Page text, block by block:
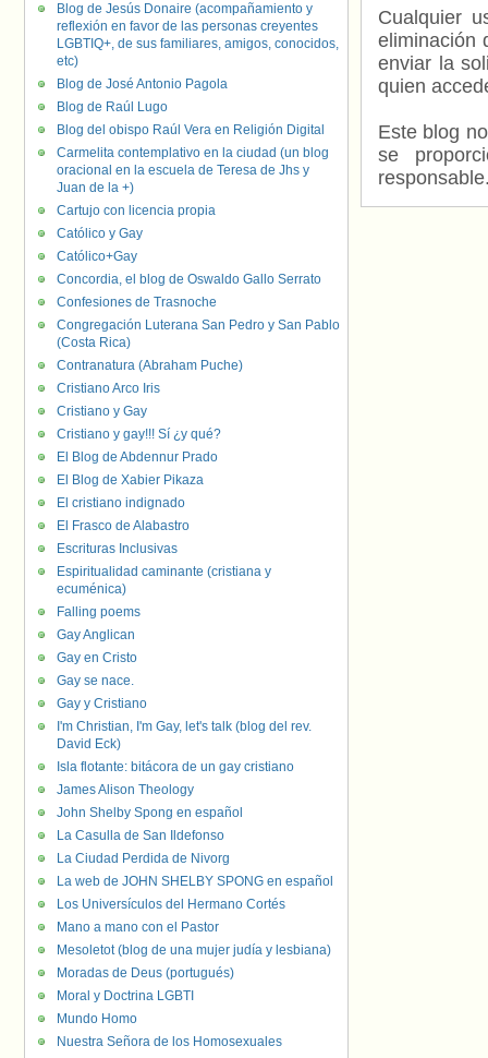
Cualquier
eliminación
enviar la
quien
Este blog
se
Blog de Jesús Donaire (acompañamiento y
reflexión en favor de las personas creyentes
LGBTIQ+, de sus familiares, amigos, conocidos,
etc)
Blog de José Antonio Pagola
Blog de Raúl Lugo
Blog del obispo Raúl Vera en Religión Digital
Carmelita contemplativo en la ciudad (un blog
oracional en la escuela de Teresa de Jhs y
Juan de la +)
Cartujo con licencia propia
Católico y Gay
Católico+Gay
Concordia, el blog de Oswaldo Gallo Serrato
Confesiones de Trasnoche
Congregación Luterana San Pedro y San Pablo
(Costa Rica)
Contranatura (Abraham Puche)
Cristiano Arco Iris
Cristiano y Gay
Cristiano y gay!!! Sí ¿y qué?
El Blog de Abdennur Prado
El Blog de Xabier Pikaza
El cristiano indignado
El Frasco de Alabastro
Escrituras Inclusivas
Espiritualidad caminante (cristiana y
ecuménica)
Falling poems
Gay Anglican
Gay en Cristo
Gay se nace.
Gay y Cristiano
I'm Christian, I'm Gay, let's talk (blog del rev.
David Eck)
Isla flotante: bitácora de un gay cristiano
James Alison Theology
John Shelby Spong en español
La Casulla de San Ildefonso
La Ciudad Perdida de Nivorg
La web de JOHN SHELBY SPONG en español
Los Universículos del Hermano Cortés
Mano a mano con el Pastor
Mesoletot (blog de una mujer judía y lesbiana)
Moradas de Deus (portugués)
Moral y Doctrina LGBTI
Mundo Homo
Nuestra Señora de los Homosexuales